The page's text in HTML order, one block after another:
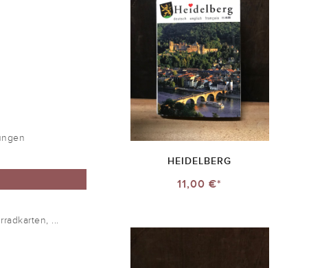
...
HEIDELBERG
11,00 €*